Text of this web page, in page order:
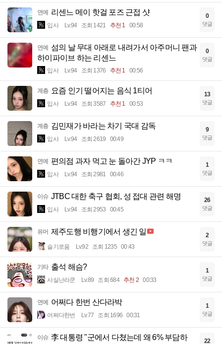
연예 리센느 메이 핫걸 포즈 근접 샷
입사 Lv.94 조회 1421 추천 1 00:58
0
댓글
연예
섬의 날 무대 아래로 내려가서 아주머니 팬과
하이파이브 하는 리센느
입사 Lv.94 조회 1376 추천 1 00:56
0
댓글
계층 요즘 인기 떨어지는 음식 1티어
입사 Lv.94 조회 3587 추천 1 00:53
13
댓글
계층 김민재가 바라는 차기 국대 감독
입사 Lv.94 조회 2619 00:49
9
댓글
연예 편의점 과자 먹고 눈 돌아간 JYP ㅋㅋ
입사 Lv.94 조회 2981 00:46
1
댓글
이슈 JTBC 대한 축구 협회, 성 접대 관련 해명
입사 Lv.94 조회 2953 00:45
26
댓글
유머 제주도행 비행기에서 생긴 일
슬기로움 Lv.92 조회 1235 00:43
2
댓글
기타 출석 해슴?
사실난라쿤 Lv.89 조회 684 추천 2 00:33
1
댓글
연예 어쩌다 한번 산다라박
어쩌다한번 Lv.77 조회 1696 00:31
1
댓글
이슈 李 대통령 "군에서 다쳤는데 왜 6% 부담하
22